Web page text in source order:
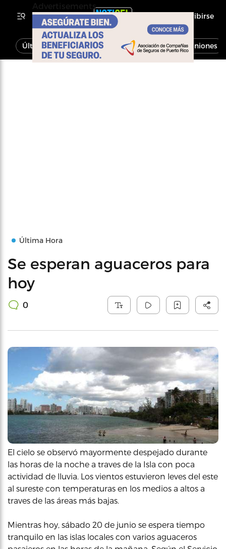
Inscribirse
Última Hora Noticias Economía Opiniones
Última Hora
Se esperan aguaceros para
hoy
0
El cielo se observó mayormente despejado durante
las horas de la noche a traves de la Isla con poca
actividad de lluvia. Los vientos estuvieron leves del este
al sureste con temperaturas en los medios a altos a
traves de las áreas más bajas.
Mientras hoy, sábado 20 de junio se espera tiempo
tranquilo en las islas locales con varios aguaceros
Advertisements